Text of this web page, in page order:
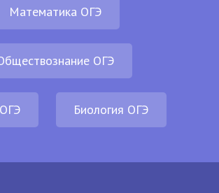
Математика ОГЭ
ОГЭ
Биология ОГЭ